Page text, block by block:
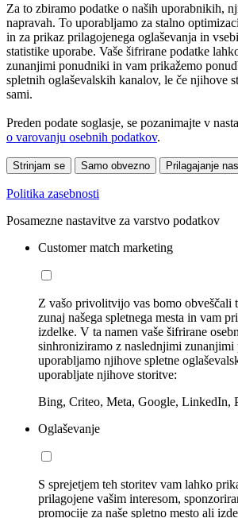
Za to zbiramo podatke o naših uporabnikih,
napravah. To uporabljamo za stalno
in za prikaz prilagojenega oglaševanja in
statistike uporabe. Vaše šifrirane podatke
zunanjimi ponudniki in vam prikažemo
spletnih oglaševalskih kanalov, le če njihove
sami.
Preden podate soglasje, se pozanimajte v
o varovanju osebnih podatkov.
Strinjam se Samo obvezno Prilagajanje
Politika zasebnosti
Posamezne nastavitve za varstvo podatkov
Customer match marketing
Z vašo privolitvijo vas bomo obveščali
zunaj našega spletnega mesta in vam
izdelke. V ta namen vaše šifrirane
sinhroniziramo z naslednjimi
uporabljamo njihove spletne
uporabljate njihove storitve:
Bing, Criteo, Meta, Google, LinkedIn,
Oglaševanje
S sprejetjem teh storitev vam lahko
prilagojene vašim interesom,
promocije za naše spletno mesto ali